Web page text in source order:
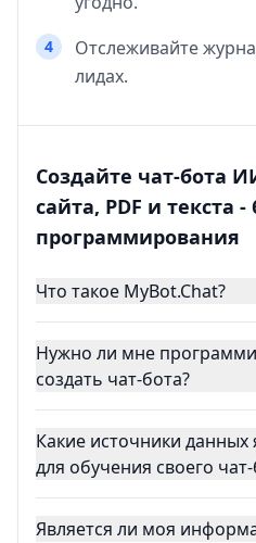
4
Отслеживайте
лидах.
Создайте чат-бота
сайта, PDF и текста -
программирования
Что такое MyBot.Chat?
Нужно ли мне
создать чат-бота?
Какие источники данных
для обучения своего
Является ли моя